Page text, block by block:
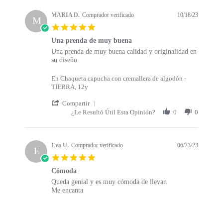
M MARIA D. Comprador verificado 10/18/23
Una prenda de muy buena
Review by MARIA D. on 18 Oct 2023
review stating Una prenda de muy buena
Una prenda de muy buena calidad y originalidad en
su diseño
En Chaqueta capucha con cremallera de algodón -
TIERRA, 12y
Compartir
¿Le Resultó Útil Esta Opinión?
0 0
E Eva U. Comprador verificado 06/23/23
Cómoda
Review by Eva U. on 23 Jun 2023
review stating Cómoda
Queda genial y es muy cómoda de llevar.
Me encanta